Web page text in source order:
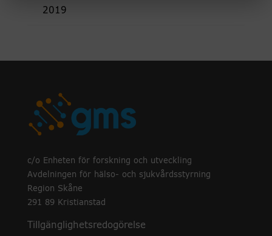
2019
c/o Enheten för forskning och utveckling
Avdelningen för hälso- och sjukvårdsstyrning
Region Skåne
291 89 Kristianstad
Tillgänglighetsredogörelse